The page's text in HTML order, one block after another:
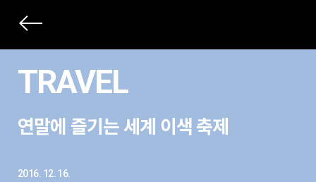
상
TRAVEL
문
목
연말에 즐기는 세계 이색 축제
2016. 12. 16.